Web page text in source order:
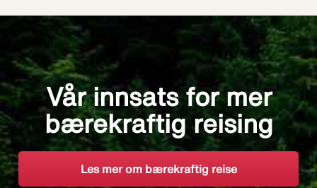
Vår innsats for mer
bærekraftig reising
Les mer om bærekraftig reise